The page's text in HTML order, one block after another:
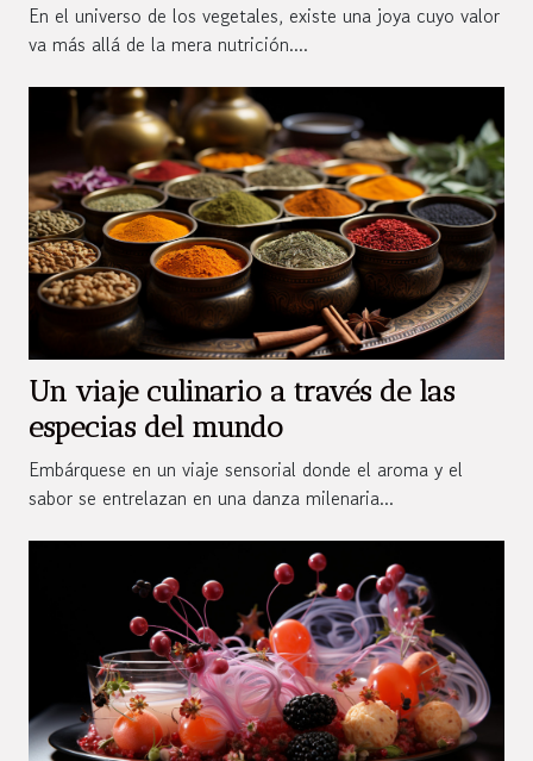
En el universo de los vegetales, existe una joya cuyo valor
va más allá de la mera nutrición....
Un viaje culinario a través de las
especias del mundo
Embárquese en un viaje sensorial donde el aroma y el
sabor se entrelazan en una danza milenaria...